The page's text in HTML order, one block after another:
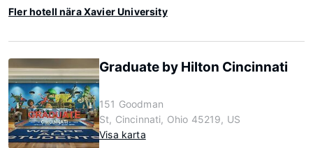
Fler hotell nära Xavier University
Graduate by Hilton Cincinnati
151 Goodman
St, Cincinnati, Ohio 45219, US
Visa karta